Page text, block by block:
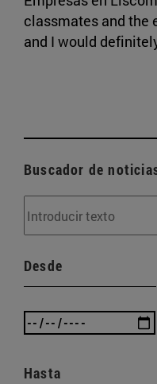
classmates and the
and I would
Buscador de
Desde
Hasta